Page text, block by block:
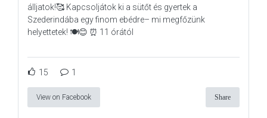
álljatok!🥰 Kapcsoljátok ki a sütőt és gyertek a
Szederindába egy finom ebédre– mi megfőzünk
helyettetek! 🍽️😊 ⏰ 11 órától
15 1
View on Facebook Share